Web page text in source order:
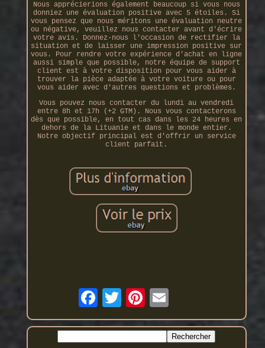
Nous apprécierions également beaucoup si vous nous
donniez une évaluation positive avec 5 étoiles. Si
vous pensez que nous méritons une évaluation neutre
ou négative, veuillez nous contacter avant d'écrire
votre avis. Donnez-nous l'occasion de rectifier la
situation et de laisser une impression positive sur
vous. Pour rendre votre expérience d'achat en ligne
aussi simple que possible, notre équipe de support
client est à votre disposition pour vous aider à
trouver la pièce adaptée à votre voiture ou pour
vous aider avec d'autres questions et problèmes.
Vous pouvez nous contacter du lundi au vendredi
entre 8h et 17h (+2 GTM). Nous vous contacterons
dès que possible, en tout cas dans les 24 heures en
dehors de la Lituanie et dans le monde entier.
Notre objectif principal est d'offrir un service
client parfait.